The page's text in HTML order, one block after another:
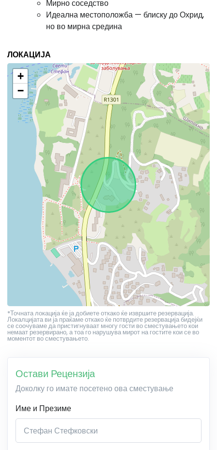
Мирно соседство
Идеална местоположба — блиску до Охрид,
но во мирна средина
ЛОКАЦИЈА
+
−
*Точната локација ќе ја добиете откако ќе извршите резервација.
Локалцијата ви ја праќаме откако ќе потврдите резервација бидејќи
се соочуваме да пристигнуваат многу гости во сместувањето кои
немаат резервирано, а тоа го нарушува мирот на гостите кои се во
моментот во сместувањето.
Остави Рецензија
Доколку го имате посетено ова сместување
Име и Презиме